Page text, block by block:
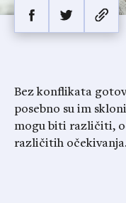
Bez konflikata
posebno su im
mogu biti različiti,
različitih očekivanja.